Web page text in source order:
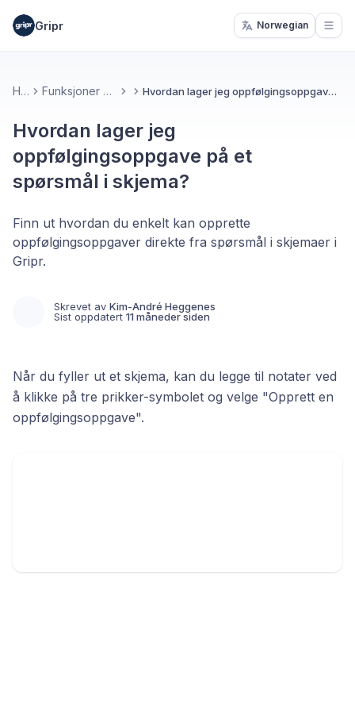
Gripr Norwegian
Hjem Funksjoner og verktøy Hvordan lager jeg oppfølgingsoppgave på et spørsmål i skjema?
Hvordan lager jeg
oppfølgingsoppgave på et
spørsmål i skjema?
Finn ut hvordan du enkelt kan opprette
oppfølgingsoppgaver direkte fra spørsmål i skjemaer i
Gripr.
Skrevet av Kim-André Heggenes
Sist oppdatert 11 måneder siden
Når du fyller ut et skjema, kan du legge til notater ved
å klikke på tre prikker-symbolet og velge "Opprett en
oppfølgingsoppgave".